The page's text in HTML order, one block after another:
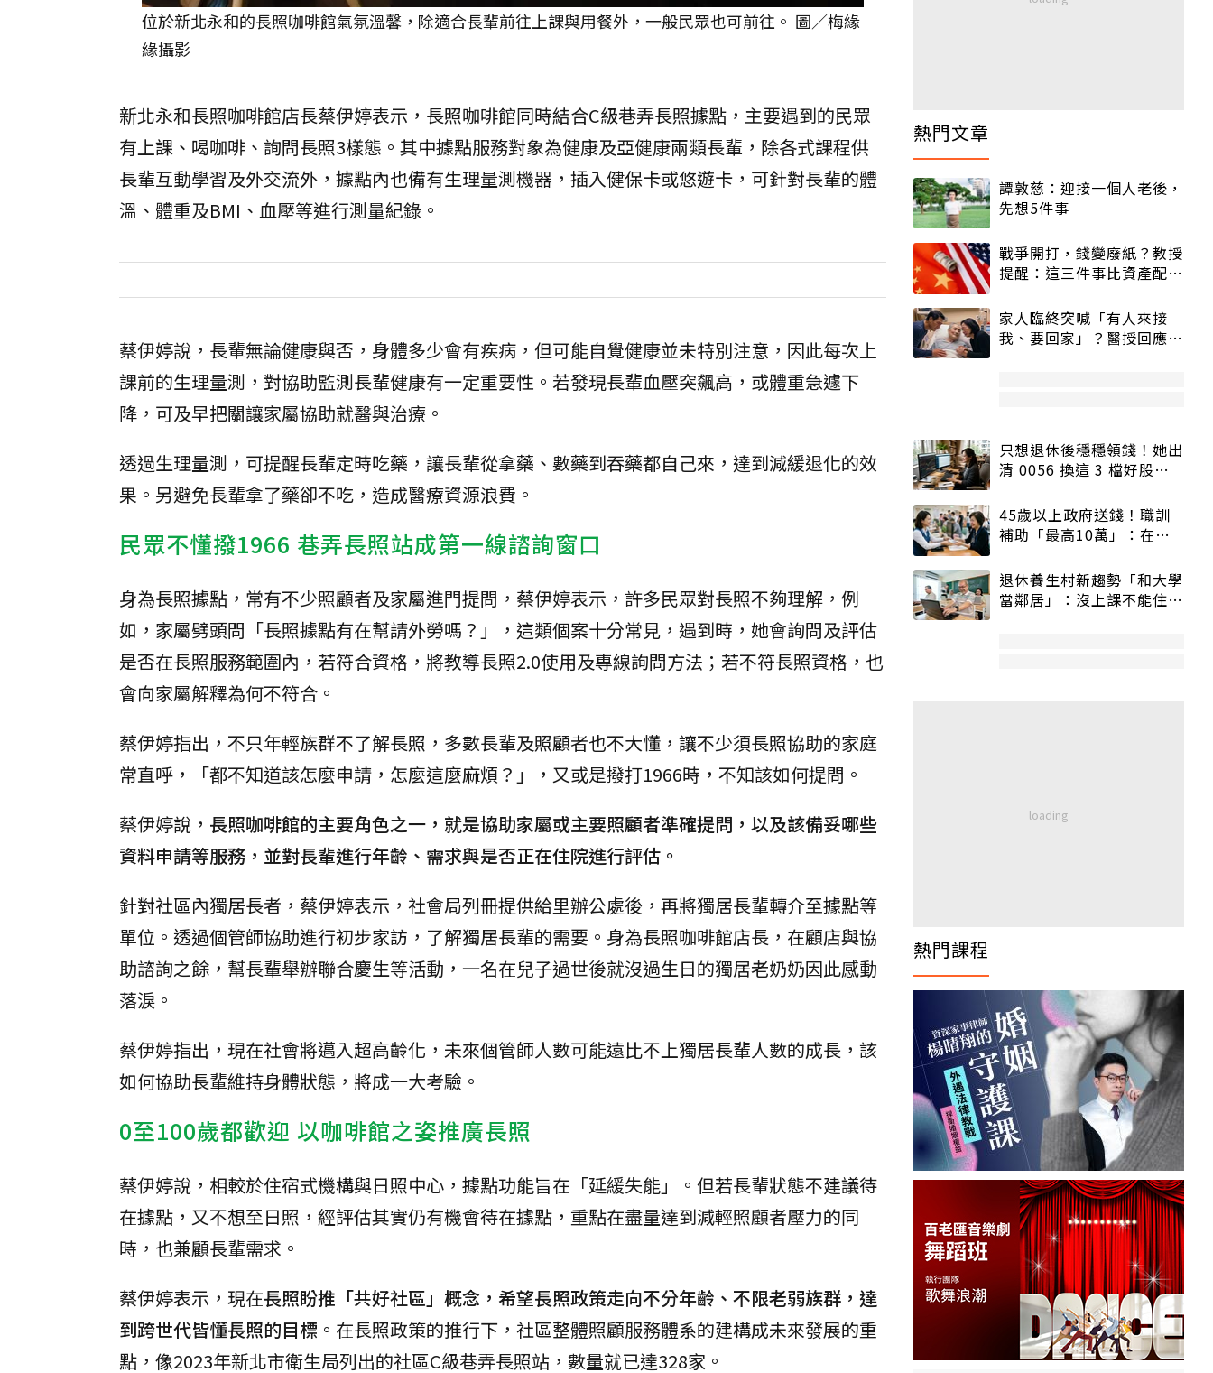
位於新北永和的長照咖啡館氣氛溫馨，除適合長輩前往上課與用餐外，一般民眾也可前往。 圖／梅緣
緣攝影
新北永和長照咖啡館店長蔡伊婷表示，長照咖啡館同時結合C級巷弄長照據點，主要遇到的民眾
有上課、喝咖啡、詢問長照3樣態。其中據點服務對象為健康及亞健康兩類長輩，除各式課程供
長輩互動學習及外交流外，據點內也備有生理量測機器，插入健保卡或悠遊卡，可針對長輩的體
溫、體重及BMI、血壓等進行測量紀錄。
蔡伊婷說，長輩無論健康與否，身體多少會有疾病，但可能自覺健康並未特別注意，因此每次上
課前的生理量測，對協助監測長輩健康有一定重要性。若發現長輩血壓突飆高，或體重急遽下
降，可及早把關讓家屬協助就醫與治療。
透過生理量測，可提醒長輩定時吃藥，讓長輩從拿藥、數藥到吞藥都自己來，達到減緩退化的效
果。另避免長輩拿了藥卻不吃，造成醫療資源浪費。
民眾不懂撥1966 巷弄長照站成第一線諮詢窗口
身為長照據點，常有不少照顧者及家屬進門提問，蔡伊婷表示，許多民眾對長照不夠理解，例
如，家屬劈頭問「長照據點有在幫請外勞嗎？」，這類個案十分常見，遇到時，她會詢問及評估
是否在長照服務範圍內，若符合資格，將教導長照2.0使用及專線詢問方法；若不符長照資格，也
會向家屬解釋為何不符合。
蔡伊婷指出，不只年輕族群不了解長照，多數長輩及照顧者也不大懂，讓不少須長照協助的家庭
常直呼，「都不知道該怎麼申請，怎麼這麼麻煩？」，又或是撥打1966時，不知該如何提問。
蔡伊婷說， 長照咖啡館的主要角色之一，就是協助家屬或主要照顧者準確提問，以及該備妥哪些
資料申請等服務，並對長輩進行年齡、需求與是否正在住院進行評估。
針對社區內獨居長者，蔡伊婷表示，社會局列冊提供給里辦公處後，再將獨居長輩轉介至據點等
單位。透過個管師協助進行初步家訪，了解獨居長輩的需要。身為長照咖啡館店長，在顧店與協
助諮詢之餘，幫長輩舉辦聯合慶生等活動，一名在兒子過世後就沒過生日的獨居老奶奶因此感動
落淚。
蔡伊婷指出，現在社會將邁入超高齡化，未來個管師人數可能遠比不上獨居長輩人數的成長，該
如何協助長輩維持身體狀態，將成一大考驗。
0至100歲都歡迎 以咖啡館之姿推廣長照
蔡伊婷說，相較於住宿式機構與日照中心，據點功能旨在「延緩失能」。但若長輩狀態不建議待
在據點，又不想至日照，經評估其實仍有機會待在據點，重點在盡量達到減輕照顧者壓力的同
時，也兼顧長輩需求。
蔡伊婷表示，現在長照盼推「共好社區」概念，希望長照政策走向不分年齡、不限老弱族群，達
到跨世代皆懂長照的目標 。在長照政策的推行下，社區整體照顧服務體系的建構成未來發展的重
點，像2023年新北市衛生局列出的社區C級巷弄長照站，數量就已達328家。
熱門文章
譚敦慈：迎接一個人老後，
先想5件事
戰爭開打，錢變廢紙？教授
提醒：這三件事比資產配置
家人臨終突喊「有人來接
我、要回家」？醫授回應方
只想退休後穩穩領錢！她出
清 0056 換這 3 檔好股：
45歲以上政府送錢！職訓
補助「最高10萬」：在
退休養生村新趨勢「和大學
當鄰居」：沒上課不能住、
熱門課程